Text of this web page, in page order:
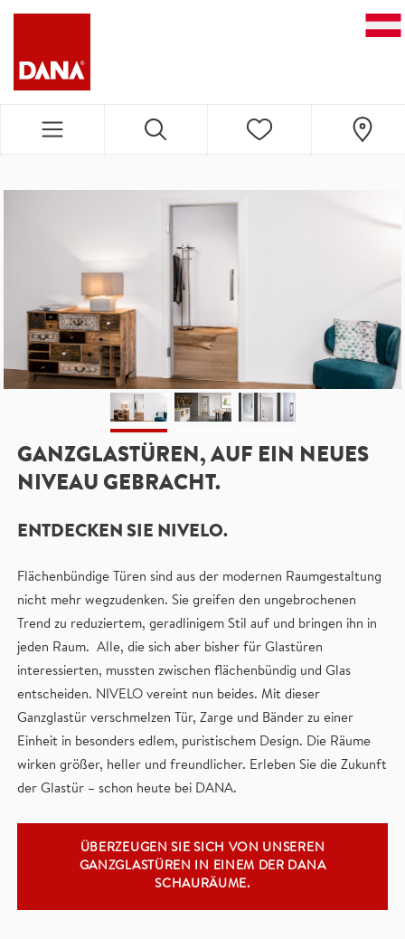
DANA NAVIGATION
GANZGLASTÜREN, AUF EIN NEUES
NIVEAU GEBRACHT.
ENTDECKEN SIE NIVELO.
Flächenbündige Türen sind aus der modernen Raumgestaltung
nicht mehr wegzudenken. Sie greifen den ungebrochenen
Trend zu reduziertem, geradlinigem Stil auf und bringen ihn in
jeden Raum. Alle, die sich aber bisher für Glastüren
interessierten, mussten zwischen flächenbündig und Glas
entscheiden. NIVELO vereint nun beides. Mit dieser
Ganzglastür verschmelzen Tür, Zarge und Bänder zu einer
Einheit in besonders edlem, puristischem Design. Die Räume
wirken größer, heller und freundlicher. Erleben Sie die Zukunft
der Glastür – schon heute bei DANA.
ÜBERZEUGEN SIE SICH VON UNSEREN
GANZGLASTÜREN IN EINEM DER DANA
SCHAURÄUME.